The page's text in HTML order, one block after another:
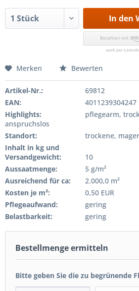
In den
Merken Bewerten
Artikel-Nr.:
69812
EAN:
4011239304247
Highlights:
pflegearm,
anspruchslos
Standort:
trockene,
Inhalt in kg und
Versandgewicht:
10
Aussaatmenge:
5 g/m²
Ausreichend für ca:
2.000,0 m²
Kosten je m²:
0,50 EUR
Pflegeaufwand:
gering
Belastbarkeit:
gering
Bestellmenge ermitteln
Bitte geben Sie die zu begrünende